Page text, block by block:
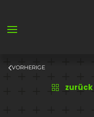
VORHERIGE